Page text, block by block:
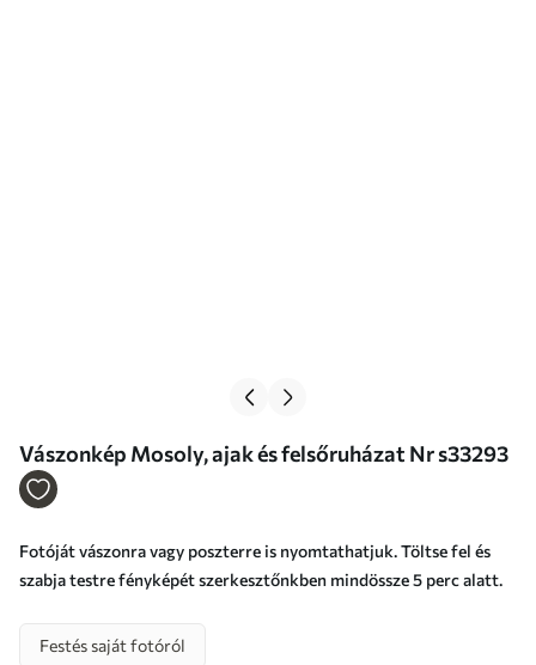
Vászonkép Mosoly, ajak és felsőruházat Nr s33293
Fotóját vászonra vagy poszterre is nyomtathatjuk. Töltse fel és
szabja testre fényképét szerkesztőnkben mindössze 5 perc alatt.
Festés saját fotóról